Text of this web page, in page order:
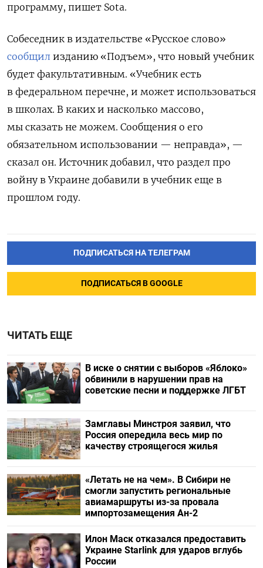
программу, пишет Sota.
Собеседник в издательстве «Русское слово»
сообщил изданию «Подъем», что новый учебник
будет факультативным. «Учебник есть
в федеральном перечне, и может использоваться
в школах. В каких и насколько массово,
мы сказать не можем. Сообщения о его
обязательном использовании — неправда», —
сказал он. Источник добавил, что раздел про
войну в Украине добавили в учебник еще в
прошлом году.
ПОДПИСАТЬСЯ НА ТЕЛЕГРАМ
ПОДПИСАТЬСЯ В GOOGLE
ЧИТАТЬ ЕЩЕ
В иске о снятии с выборов «Яблоко»
обвинили в нарушении прав на
советские песни и поддержке ЛГБТ
Замглавы Минстроя заявил, что
Россия опередила весь мир по
качеству строящегося жилья
«Летать не на чем». В Сибири не
смогли запустить региональные
авиамаршруты из-за провала
импортозамещения Ан-2
Илон Маск отказался предоставить
Украине Starlink для ударов вглубь
России